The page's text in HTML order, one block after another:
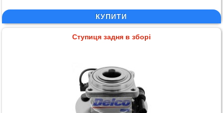
КУПИТИ
Ступиця задня в зборі